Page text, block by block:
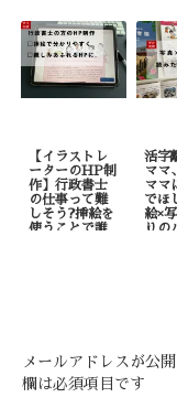
【イラストレ
ーターのHP制
作】行政書士
の仕事って難
しそう?挿絵を
使うことで誰
活字
ママ
ママ
でほ
絵×
りの
メールアドレスが公
欄は必須項目です